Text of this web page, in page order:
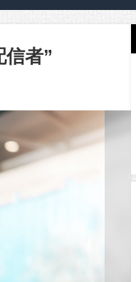
者”